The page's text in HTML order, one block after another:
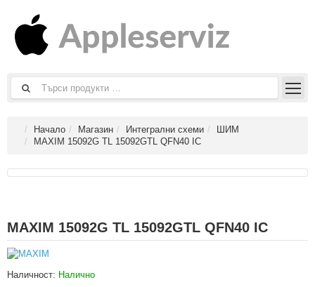
Начало Магазин Интегрални схеми
ШИМ
MAXIM 15092G TL 15092GTL QFN40 IC
MAXIM 15092G TL 15092GTL QFN40 IC
Наличност: Налично